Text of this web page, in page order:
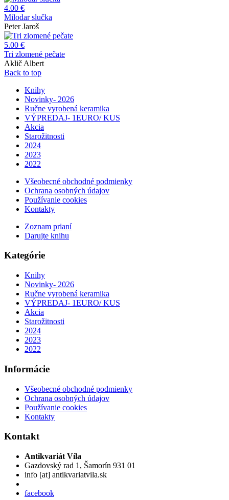
4.00 €
Milodar slučka
Peter Jaroš
5.00 €
Tri zlomené pečate
Aklič Albert
Back to top
Knihy
Novinky- 2026
Ručne vyrobená keramika
VÝPREDAJ- 1EURO/ KUS
Akcia
Starožitnosti
2024
2023
2022
Všeobecné obchodné podmienky
Ochrana osobných údajov
Používanie cookies
Kontakty
Zoznam prianí
Darujte knihu
Kategórie
Knihy
Novinky- 2026
Ručne vyrobená keramika
VÝPREDAJ- 1EURO/ KUS
Akcia
Starožitnosti
2024
2023
2022
Informácie
Všeobecné obchodné podmienky
Ochrana osobných údajov
Používanie cookies
Kontakty
Kontakt
Antikvariát Víla
Gazdovský rad 1, Šamorín 931 01
info [at] antikvariatvila.sk
facebook